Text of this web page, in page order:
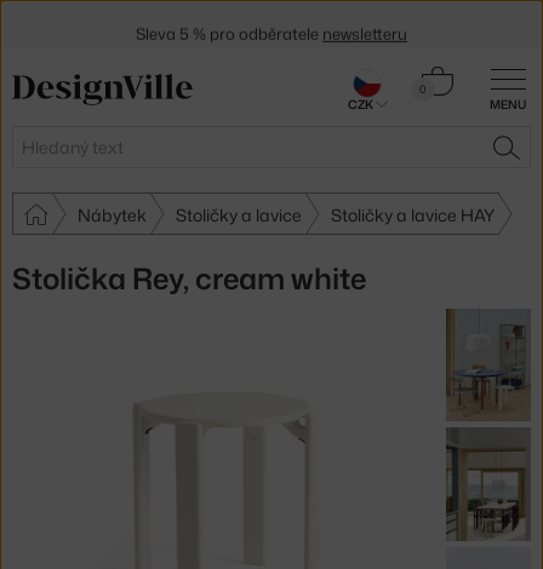
MENU
Hledat
0
Košík
Nábytek Stoličky a lavice Stoličky a lavice HAY
Stolička Rey, cream white
Sleva 5 % pro odběratele newsletteru
30 dní na vrácení zboží
CZK